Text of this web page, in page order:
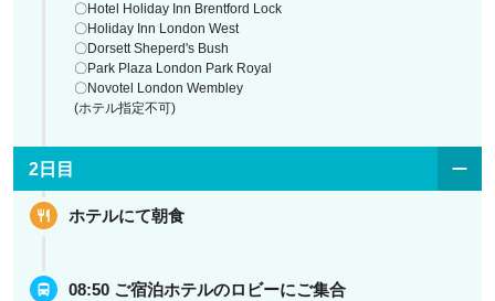
〇Hotel Holiday Inn Brentford Lock
〇Holiday Inn London West
〇Dorsett Sheperd's Bush
〇Park Plaza London Park Royal
〇Novotel London Wembley
(ホテル指定不可)
2日目
ホテルにて朝食
08:50 ご宿泊ホテルのロビーにご集合